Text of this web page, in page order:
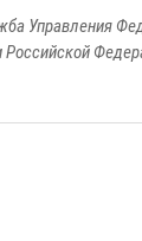
Управления
Российской